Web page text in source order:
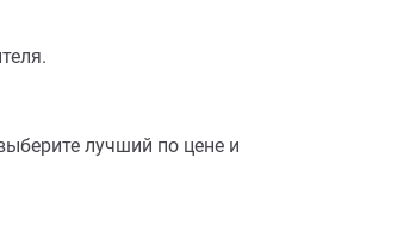
лучший по цене и